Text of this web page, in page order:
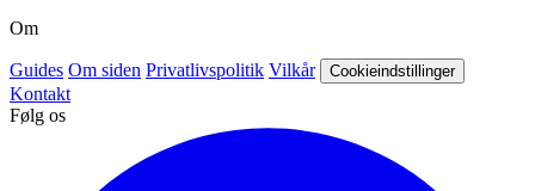
Om
Guides Om siden Privatlivspolitik Vilkår Cookieindstillinger
Kontakt
Følg os